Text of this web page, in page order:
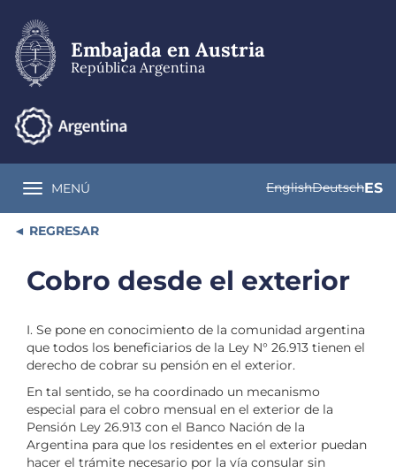
contenido
principal
Embajada en Austria
República Argentina
Toggle navigation
MENÚ EnglishDeutschES
REGRESAR
Cobro desde el exterior
I. Se pone en conocimiento de la comunidad argentina
que todos los beneficiarios de la Ley N° 26.913 tienen el
derecho de cobrar su pensión en el exterior.
En tal sentido, se ha coordinado un mecanismo
especial para el cobro mensual en el exterior de la
Pensión Ley 26.913 con el Banco Nación de la
Argentina para que los residentes en el exterior puedan
hacer el trámite necesario por la vía consular sin